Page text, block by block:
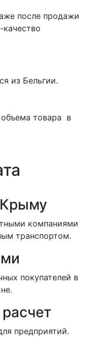
после продажи
из Бельгии.
товара в
компаниями
транспортом.
покупателей в
предприятий.